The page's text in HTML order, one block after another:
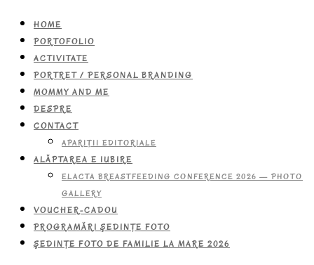
HOME
PORTOFOLIO
ACTIVITATE
PORTRET / PERSONAL BRANDING
MOMMY AND ME
DESPRE
CONTACT
APARIŢII EDITORIALE
ALĂPTAREA E IUBIRE
ELACTA BREASTFEEDING CONFERENCE 2026 — PHOTO
GALLERY
VOUCHER-CADOU
PROGRAMĂRI ŞEDINŢE FOTO
ŞEDINŢE FOTO DE FAMILIE LA MARE 2026